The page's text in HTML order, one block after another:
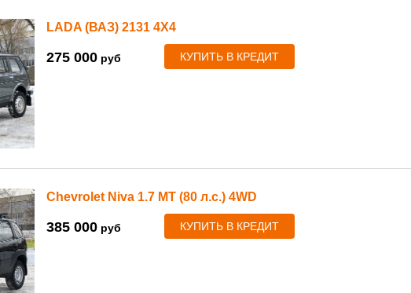
LADA (ВАЗ) 2131 4X4
275 000 руб КУПИТЬ В КРЕДИТ
Chevrolet Niva 1.7 MT (80 л.с.) 4WD
385 000 руб КУПИТЬ В КРЕДИТ